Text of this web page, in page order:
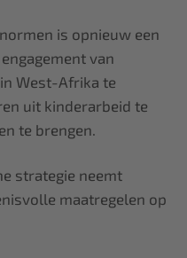
is opnieuw een
van
West-Afrika te
uit kinderarbeid te
te brengen.
strategie neemt
maatregelen op